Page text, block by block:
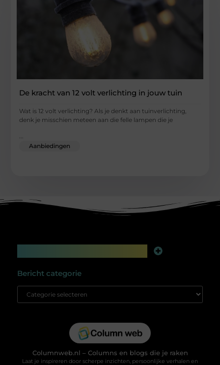
De kracht van 12 volt verlichting in jouw tuin
Wat is 12 volt verlichting? Als je denkt aan tuinverlichting,
denk je misschien meteen aan die felle lampen die je
Aanbiedingen
Bericht categorie
Columnweb.nl – Columns en blogs die je raken
Laat je inspireren door scherpe inzichten, persoonlijke verhalen en